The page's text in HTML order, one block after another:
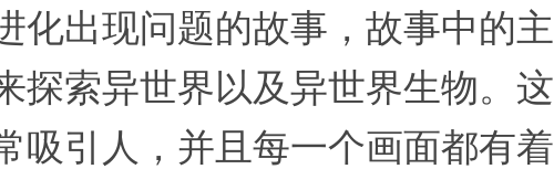
化出现问题的故事，故事中的主
探索异世界以及异世界生物。这
吸引人，并且每一个画面都有着